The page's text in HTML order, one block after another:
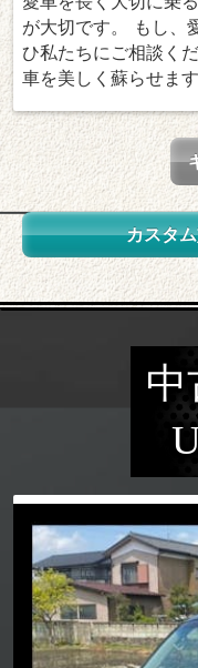
が大切です。 もし、
ひ私たちにご相談く
車を美しく蘇らせます
カスタ
中